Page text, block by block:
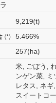
...
9,219(t)
(*)
5.466%
257(ha)
米, ごぼう,
ンゲン菜,
レタス, ネ
スイートコ